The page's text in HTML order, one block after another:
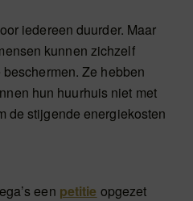
iedereen duurder. Maar
kunnen zichzelf
Ze hebben
hun huurhuis niet met
de stijgende energiekosten
een petitie opgezet